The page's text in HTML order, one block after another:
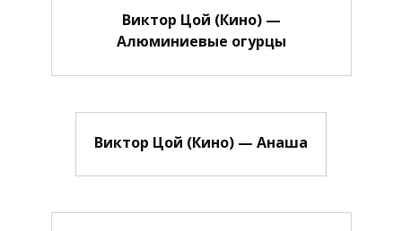
Виктор Цой (Кино) —
Алюминиевые огурцы
Виктор Цой (Кино) — Анаша